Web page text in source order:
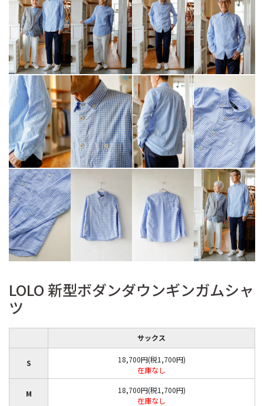
LOLO 新型ボダンダウンギンガムシャ
ツ
サックス
S
18,700円(税1,700円)
在庫なし
M
18,700円(税1,700円)
在庫なし